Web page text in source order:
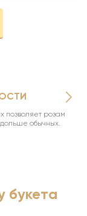
позволяет розам
обычных.
букета